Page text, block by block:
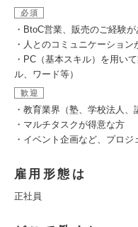
必須
・BtoC営業、販売のご経験
・人とのコミュニケーション
・PC（基本スキル）を用い
ル、ワード等）
歓迎
・教育業界（塾、学校法人
・マルチタスクが得意な方
・イベント企画など、プロ
雇用形態は
正社員